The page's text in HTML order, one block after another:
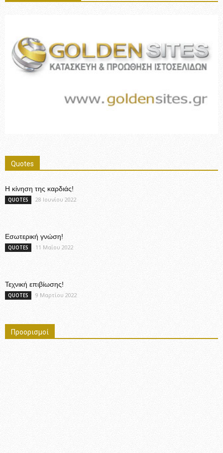
Quotes
Η κίνηση της καρδιάς!
QUOTES 28 Ιουνίου 2022
Εσωτερική γνώση!
QUOTES 11 Μαΐου 2022
Τεχνική επιβίωσης!
QUOTES 9 Μαρτίου 2022
Προορισμοί